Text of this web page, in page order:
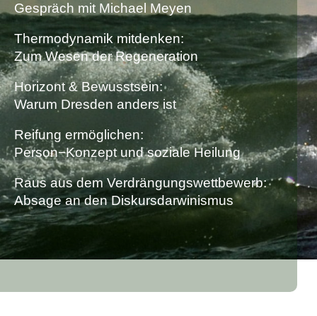
Gespräch mit Michael Meyen
Thermodynamik mitdenken:
Zum Wesen der Regeneration
Horizont & Bewusstsein:
Warum Dresden anders ist
Reifung ermöglichen:
Person−Konzept und soziale Heilung
Raus aus dem Verdrängungswettbewerb:
Absage an den Diskursdarwinismus